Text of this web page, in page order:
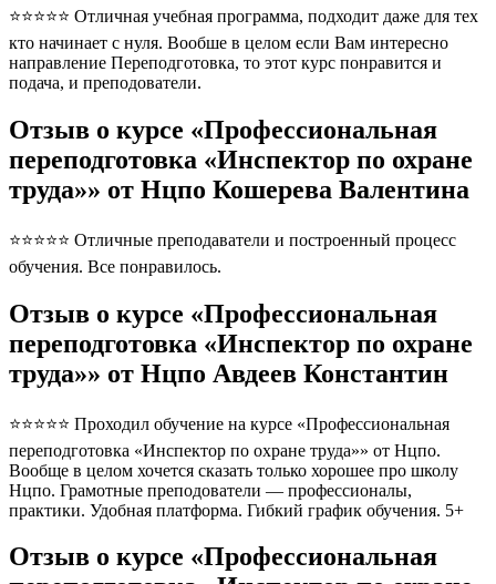
⭐⭐⭐⭐⭐ Отличная учебная программа, подходит даже для тех
кто начинает с нуля. Вообше в целом если Вам интересно
направление Переподготовка, то этот курс понравится и
подача, и преподователи.
Отзыв о курсе «Профессиональная
переподготовка «Инспектор по охране
труда»» от Нцпо Кошерева Валентина
⭐⭐⭐⭐⭐ Отличные преподаватели и построенный процесс
обучения. Все понравилось.
Отзыв о курсе «Профессиональная
переподготовка «Инспектор по охране
труда»» от Нцпо Авдеев Константин
⭐⭐⭐⭐⭐ Проходил обучение на курсе «Профессиональная
переподготовка «Инспектор по охране труда»» от Нцпо.
Вообще в целом хочется сказать только хорошее про школу
Нцпо. Грамотные преподователи — профессионалы,
практики. Удобная платформа. Гибкий график обучения. 5+
Отзыв о курсе «Профессиональная